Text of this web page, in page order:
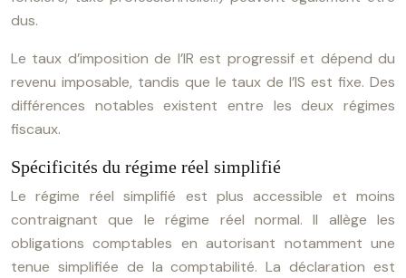
dus.
Le taux d’imposition de l’IR est progressif et dépend du
revenu imposable, tandis que le taux de l’IS est fixe. Des
différences notables existent entre les deux régimes
fiscaux.
Spécificités du régime réel simplifié
Le régime réel simplifié est plus accessible et moins
contraignant que le régime réel normal. Il allège les
obligations comptables en autorisant notamment une
tenue simplifiée de la comptabilité. La déclaration est